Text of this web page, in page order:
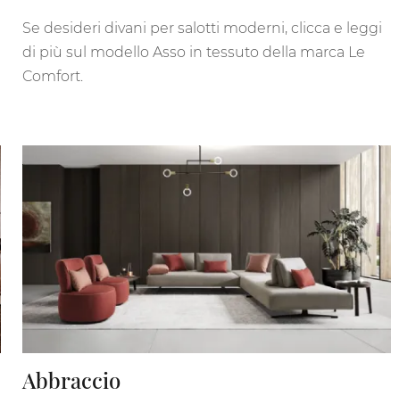
Se desideri divani per salotti moderni, clicca e leggi
di più sul modello Asso in tessuto della marca Le
Comfort.
Abbraccio